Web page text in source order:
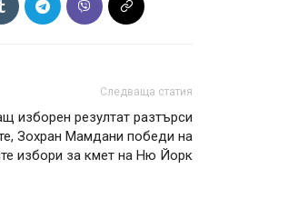
Следваща статия
изборен резултат разтърси
Зохран Мамдани победи на
избори за кмет на Ню Йорк